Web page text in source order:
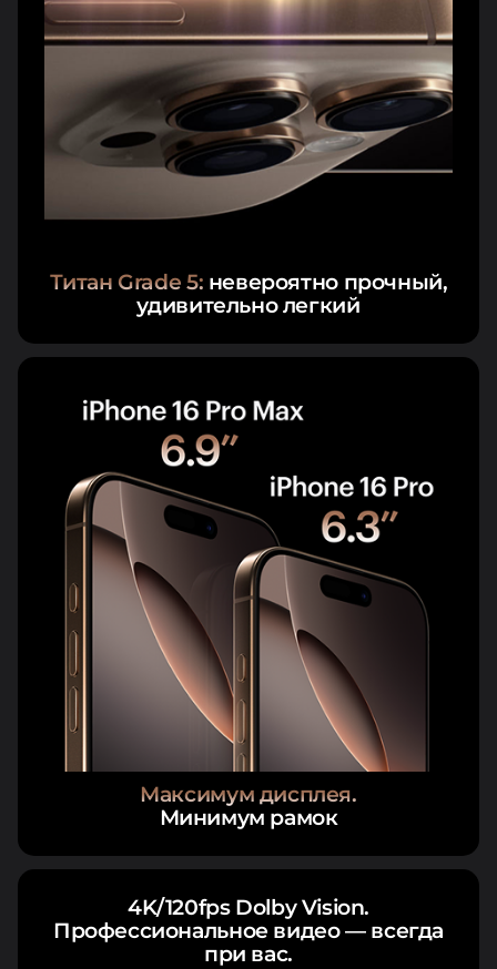
Титан Grade 5: невероятно прочный,
удивительно легкий
Максимум дисплея.
Минимум рамок
4K/120fps Dolby Vision.
Профессиональное видео — всегда
при вас.